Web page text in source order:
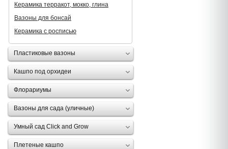
Керамика терракот, мокко, глина
Вазоны для бонсай
Керамика с росписью
Пластиковые вазоны
Кашпо под орхидеи
Флорариумы
Вазоны для сада (уличные)
Умный сад Click and Grow
Плетеные кашпо